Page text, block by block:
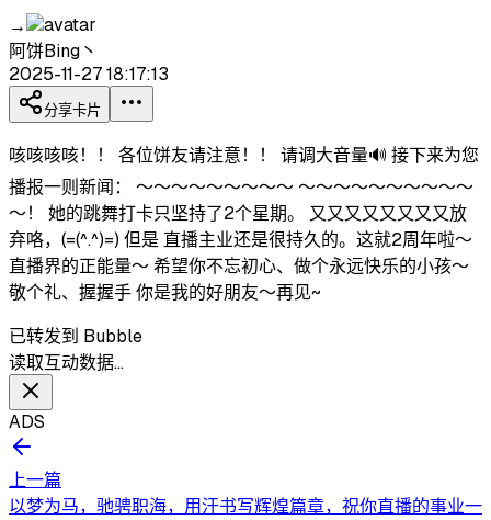
→
阿饼Bing丶
2025-11-27 18:17:13
分享卡片
咳咳咳咳！！ 各位饼友请注意！！ 请调大音量🔊 接下来为您
播报一则新闻： ～～～～～～～～～ ～～～～～～～～～～
～！ 她的跳舞打卡只坚持了2个星期。 又又又又又又又又放
弃咯，(=(^.^)=) 但是 直播主业还是很持久的。这就2周年啦～
直播界的正能量～ 希望你不忘初心、做个永远快乐的小孩～
敬个礼、握握手 你是我的好朋友～再见~
已转发到 Bubble
读取互动数据…
ADS
上一篇
以梦为马，驰骋职海，用汗书写辉煌篇章，祝你直播的事业一